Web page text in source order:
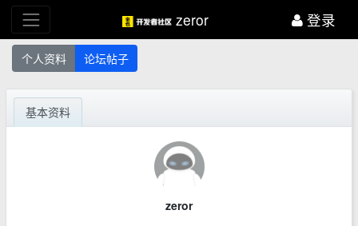
zeror 登录
个人资料 论坛帖子
基本资料
zeror